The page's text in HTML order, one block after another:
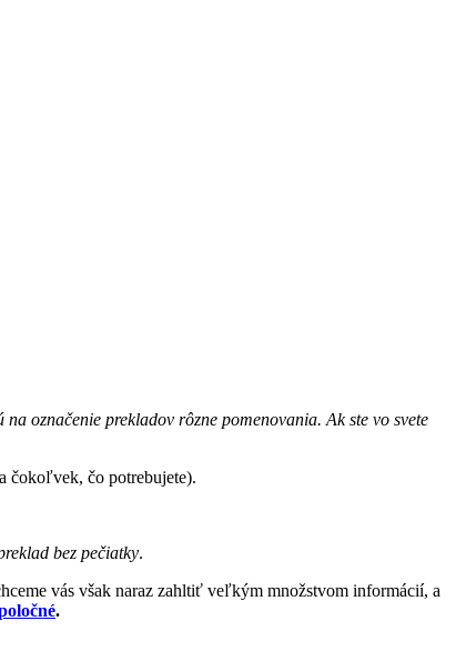
označenie prekladov rôzne pomenovania. Ak ste vo svete
čokoľvek, čo potrebujete).
bez pečiatky.
vás však naraz zahltiť veľkým množstvom informácií, a
.